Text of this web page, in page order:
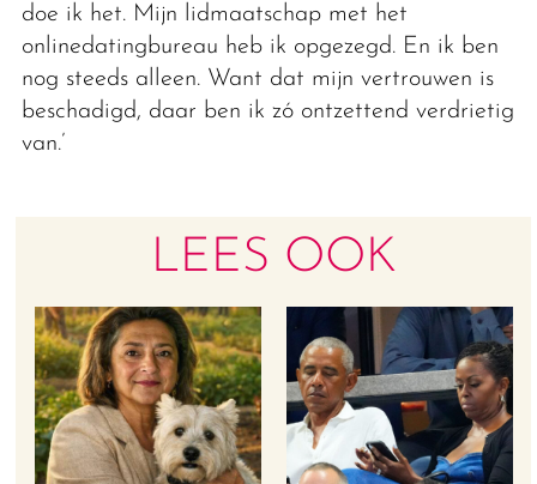
doe ik het. Mijn lidmaatschap met het
onlinedatingbureau heb ik opgezegd. En ik ben
nog steeds alleen. Want dat mijn vertrouwen is
beschadigd, daar ben ik zó ontzettend verdrietig
van.’
LEES OOK